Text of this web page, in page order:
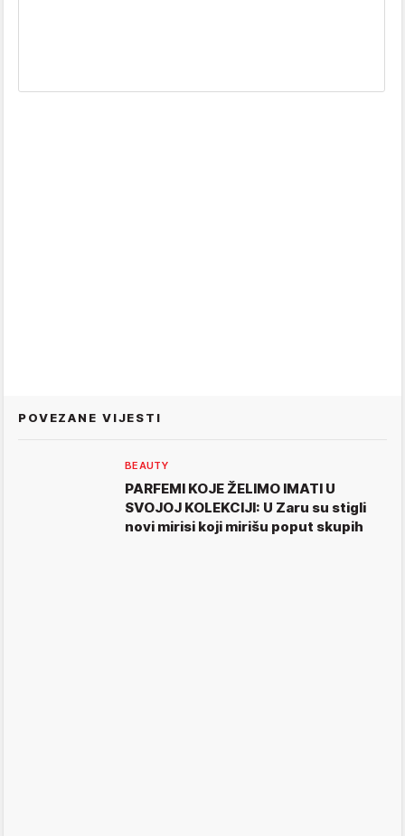
POVEZANE VIJESTI
BEAUTY
PARFEMI KOJE ŽELIMO IMATI U
SVOJOJ KOLEKCIJI: U Zaru su stigli
novi mirisi koji mirišu poput skupih